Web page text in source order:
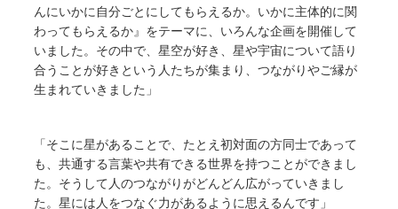
んにいかに自分ごとにしてもらえるか。いかに主体的に関
わってもらえるか』をテーマに、いろんな企画を開催して
いました。その中で、星空が好き、星や宇宙について語り
合うことが好きという人たちが集まり、つながりやご縁が
生まれていきました」
「そこに星があることで、たとえ初対面の方同士であって
も、共通する言葉や共有できる世界を持つことができまし
た。そうして人のつながりがどんどん広がっていきまし
た。星には人をつなぐ力があるように思えるんです」